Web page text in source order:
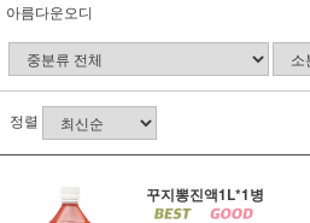
아름다운오디
정렬
꾸지뽕진액1L*1병